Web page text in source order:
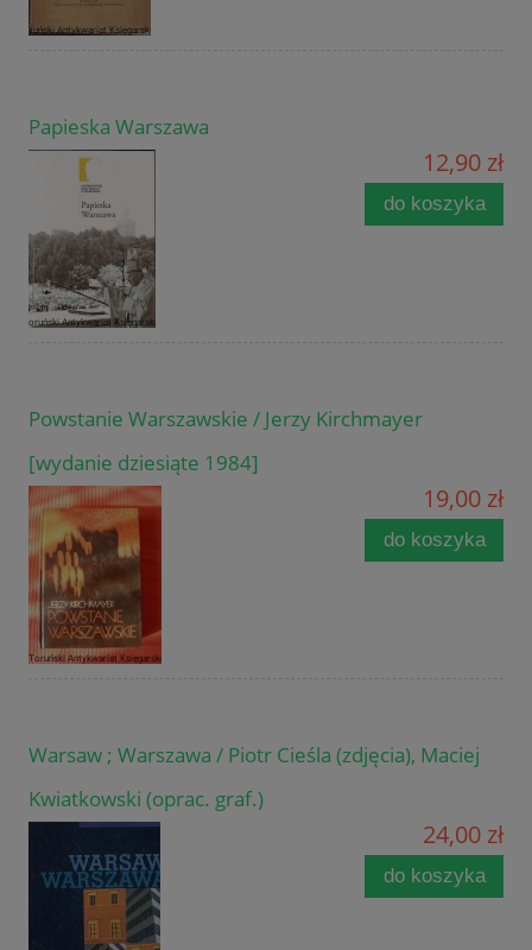
Papieska Warszawa
12,90 zł
do koszyka
Powstanie Warszawskie / Jerzy Kirchmayer
[wydanie dziesiąte 1984]
19,00 zł
do koszyka
Warsaw ; Warszawa / Piotr Cieśla (zdjęcia), Maciej
Kwiatkowski (oprac. graf.)
24,00 zł
do koszyka